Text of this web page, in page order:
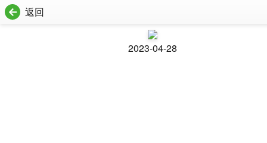
返回
2023-04-28